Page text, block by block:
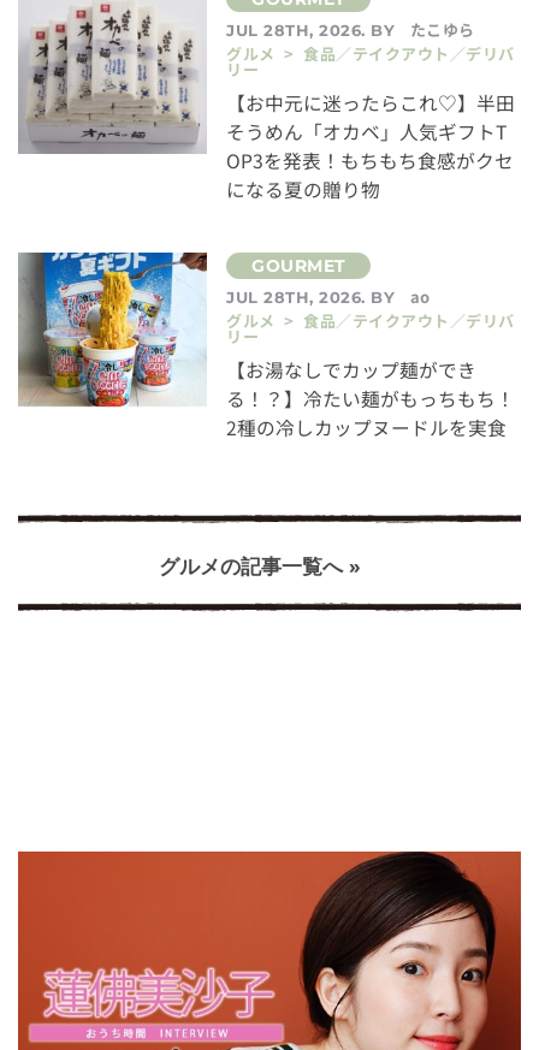
JUL 28TH, 2026. BY
たこゆら
グルメ > 食品／テイクアウト／デリバ
リー
【お中元に迷ったらこれ♡】半田
そうめん「オカベ」人気ギフトT
OP3を発表！もちもち食感がクセ
になる夏の贈り物
JUL 28TH, 2026. BY
ao
グルメ > 食品／テイクアウト／デリバ
リー
【お湯なしでカップ麺ができ
る！？】冷たい麺がもっちもち！
2種の冷しカップヌードルを実食
グルメの記事一覧へ »